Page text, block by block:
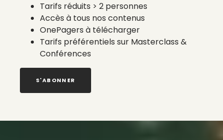
Tarifs réduits > 2 personnes
Accès à tous nos contenus
OnePagers à télécharger
Tarifs préférentiels sur Masterclass &
Conférences
S'ABONNER